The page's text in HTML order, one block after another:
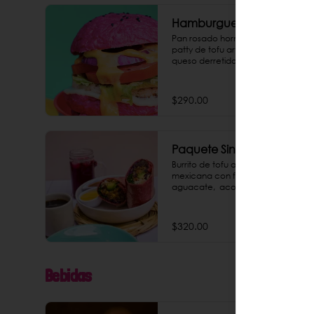
Hamburguesa Rosa
Pan rosado horneado en casa,
patty de tofu artesanal asado,
queso derretido y mayo tofu
$290.00
Paquete Single Burrito
Burrito de tofu artesanal a la
mexicana con frijol orgánico y
aguacate,  acompañado con
olla. ¡Todo un paquete rico y
saludable, que le puedes dar un
$320.00
Bebidas